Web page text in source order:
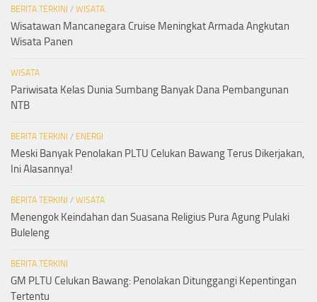
BERITA TERKINI / WISATA
Wisatawan Mancanegara Cruise Meningkat Armada Angkutan
Wisata Panen
WISATA
Pariwisata Kelas Dunia Sumbang Banyak Dana Pembangunan
NTB
BERITA TERKINI / ENERGI
Meski Banyak Penolakan PLTU Celukan Bawang Terus Dikerjakan,
Ini Alasannya!
BERITA TERKINI / WISATA
Menengok Keindahan dan Suasana Religius Pura Agung Pulaki
Buleleng
BERITA TERKINI
GM PLTU Celukan Bawang: Penolakan Ditunggangi Kepentingan
Tertentu